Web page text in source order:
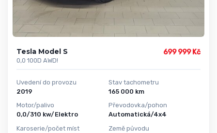
Tesla Model S
0,0 100D AWD!
699 999 Kč
Uvedení do provozu
2019
Motor/palivo
0,0/310 kw/Elektro
Karoserie/počet míst
Stav tachometru
165 000 km
Převodovka/pohon
Automatická/4x4
Země původu